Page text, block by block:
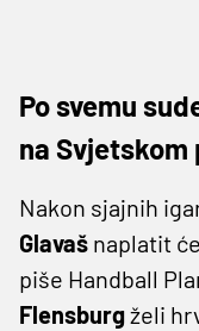
Po svemu
na Svjetskom
Nakon sjajnih
Glavaš naplatit
piše Handball
Flensburgželi